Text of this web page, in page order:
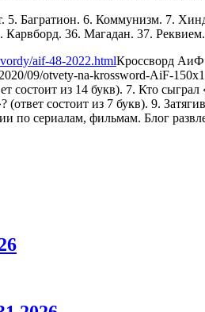
Багратион. 6. Коммунизм. 7.
Карвборд. 36. Магадан. 37.
aif-48-2022.htmlКроссворд АиФ
09/otvety-na-krossword-AiF-
из 14 букв). 7. Кто сыграл
состоит из 7 букв). 9.